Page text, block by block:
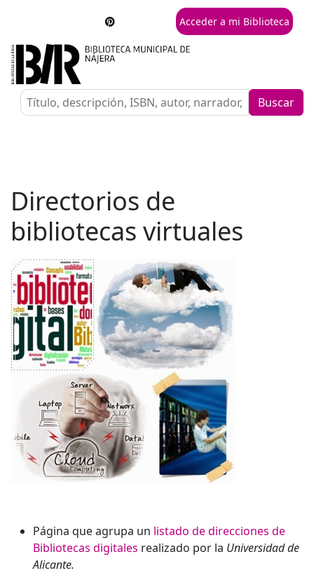
Acceder a mi Biblioteca
Buscar
Directorios de
bibliotecas virtuales
Página que agrupa un listado de direcciones de
Bibliotecas digitales realizado por la Universidad de
Alicante.